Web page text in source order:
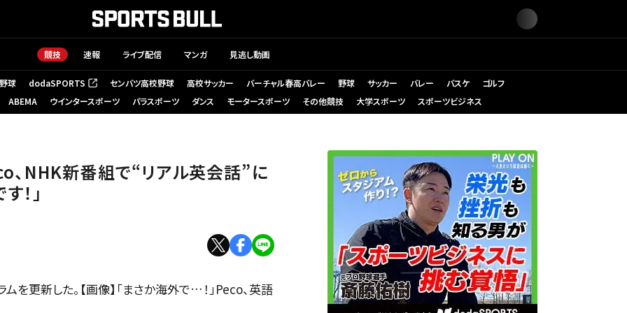
競技 速報 ライブ配信 マンガ 見逃し動画
球 dodaSPORTS
（新しいタブで開く） センバツ高校野球 高校サッカー バーチャル春高バレー 野球 サッカー バレー バスケ
ゴルフ
ABEMA
ウインタースポーツ パラスポーツ ダンス モータースポーツ その他競技 大学スポーツ スポーツビジネス
、NHK新番組で“リアル英会話”に
！」
を更新した。【画像】「まさか海外で…！」Peco、英語